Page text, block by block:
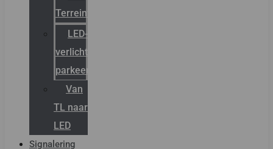
Terreinverlichting
LED-
verlichting
parkeergarage
Van
TL naar
LED
Signalering